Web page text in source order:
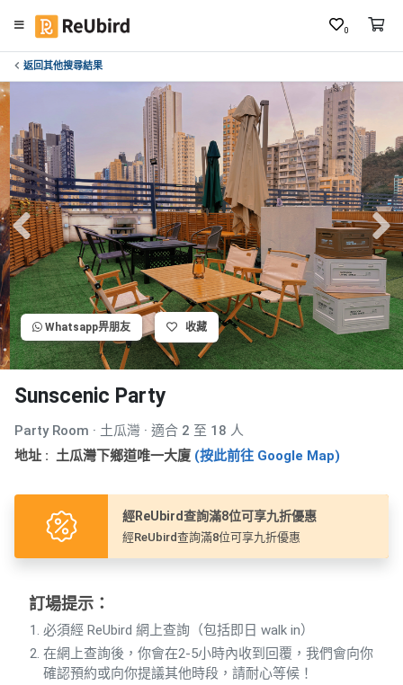
0
返回其他搜尋結果
繁
N
登
入
註
冊
服
務
及
品
分
a
t
y
R
動
搞
Whatsapp畀朋友 收藏
Sunscenic Party
Party Room · 土瓜灣 · 適合 2 至 18 人
地址 : 土瓜灣下鄉道唯一大廈 (按此前往 Google Map)
經ReUbird查詢滿8位可享九折優惠
經ReUbird查詢滿8位可享九折優惠
訂場提示：
必須經 ReUbird 網上查詢（包括即日 walk in）
在網上查詢後，你會在2-5小時內收到回覆，我們會向你
確認預約或向你提議其他時段，請耐心等候！